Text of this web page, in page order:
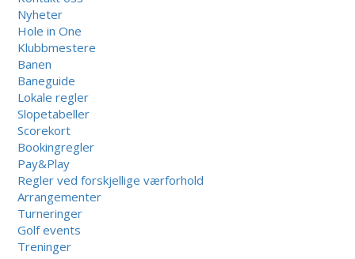
Nyheter
Hole in One
Klubbmestere
Banen
Baneguide
Lokale regler
Slopetabeller
Scorekort
Bookingregler
Pay&Play
Regler ved forskjellige værforhold
Arrangementer
Turneringer
Golf events
Treninger